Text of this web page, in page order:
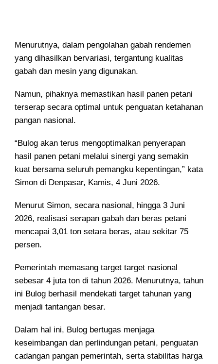
Menurutnya, dalam pengolahan gabah rendemen
yang dihasilkan bervariasi, tergantung kualitas
gabah dan mesin yang digunakan.
Namun, pihaknya memastikan hasil panen petani
terserap secara optimal untuk penguatan ketahanan
pangan nasional.
“Bulog akan terus mengoptimalkan penyerapan
hasil panen petani melalui sinergi yang semakin
kuat bersama seluruh pemangku kepentingan,” kata
Simon di Denpasar, Kamis, 4 Juni 2026.
Menurut Simon, secara nasional, hingga 3 Juni
2026, realisasi serapan gabah dan beras petani
mencapai 3,01 ton setara beras, atau sekitar 75
persen.
Pemerintah memasang target target nasional
sebesar 4 juta ton di tahun 2026. Menurutnya, tahun
ini Bulog berhasil mendekati target tahunan yang
menjadi tantangan besar.
Dalam hal ini, Bulog bertugas menjaga
keseimbangan dan perlindungan petani, penguatan
cadangan pangan pemerintah, serta stabilitas harga